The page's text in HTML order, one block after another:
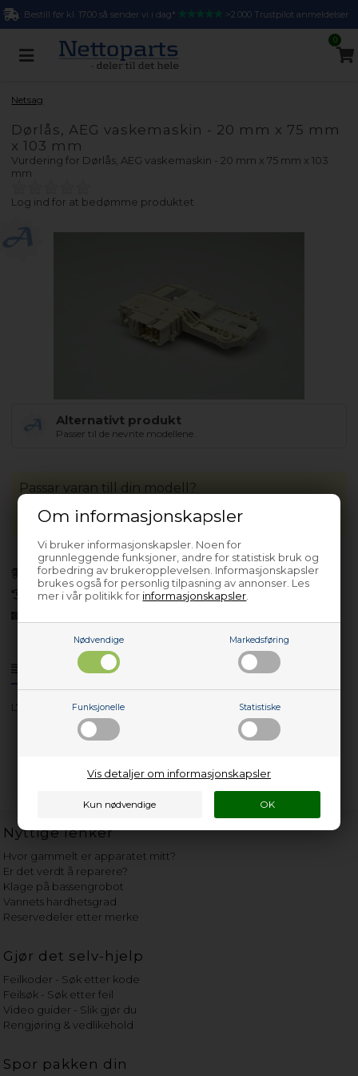
Om informasjonskapsler
Vi bruker informasjonskapsler. Noen for
grunnleggende funksjoner, andre for statistisk bruk og
forbedring av brukeropplevelsen. Informasjonskapsler
brukes også for personlig tilpasning av annonser. Les
mer i vår politikk for informasjonskapsler
Nødvendige Markedsføring
Funksjonelle Statistiske
Vis detaljer om informasjonskapsler
Bestill før kl. 17.00 så sender vi i dag* >2.000 Trustpilot anmeldelser
0
Netsag
Dørlås, AEG vaskemaskin - 20 mm x 75 mm
x 103 mm
Vurdering for Dørlås, AEG vaskemaskin - 20 mm x 75 mm x 103
mm
Log ind for at bedømme produktet
Alternativt produkt
Passer til de nevnte modellene.
Produktinfo Spørsmål om varen?
L74859 - 914903919/00
På lager (Lev. 2-4 virkedager).
30 dagers returrett
Passar varan till din modell?
Nyttige lenker
Hvor gammelt er apparatet mitt?
Er det verdt å reparere?
Klage på bassengrobot
Vannets hardhetsgrad
Reservedeler etter merke
Gjør det selv-hjelp
Feilkoder - Søk etter kode
Feilsøk - Søk etter feil
Video guider - Slik gjør du
Rengjøring & vedlikehold
Spor pakken din